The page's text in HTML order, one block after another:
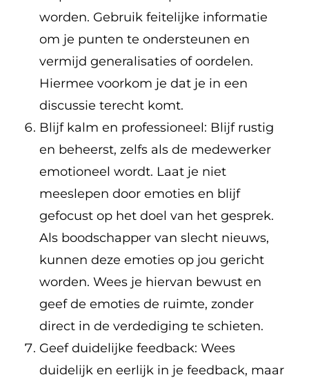
worden. Gebruik feitelijke informatie
om je punten te ondersteunen en
vermijd generalisaties of oordelen.
Hiermee voorkom je dat je in een
discussie terecht komt.
Blijf kalm en professioneel: Blijf rustig
en beheerst, zelfs als de medewerker
emotioneel wordt. Laat je niet
meeslepen door emoties en blijf
gefocust op het doel van het gesprek.
Als boodschapper van slecht nieuws,
kunnen deze emoties op jou gericht
worden. Wees je hiervan bewust en
geef de emoties de ruimte, zonder
direct in de verdediging te schieten.
Geef duidelijke feedback: Wees
duidelijk en eerlijk in je feedback, maar